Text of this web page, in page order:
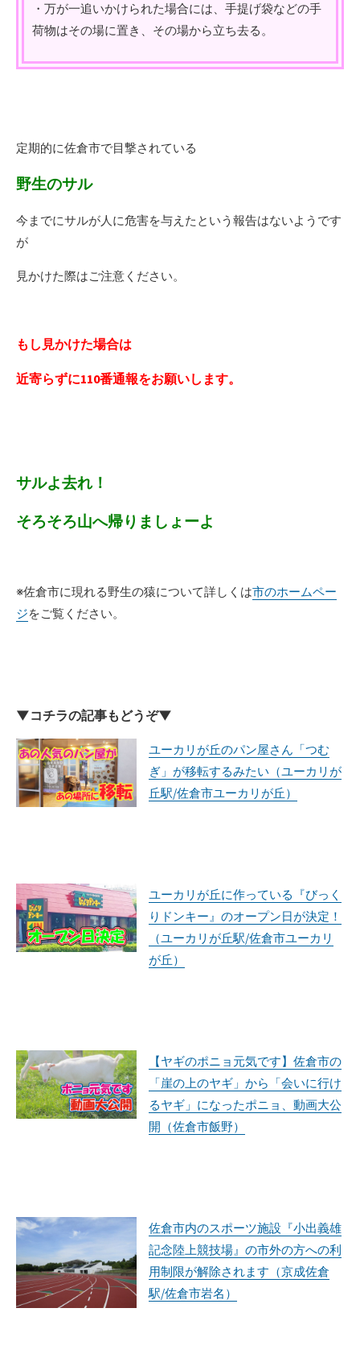
・万が一追いかけられた場合には、手提げ袋などの手
荷物はその場に置き、その場から立ち去る。
定期的に佐倉市で目撃されている
野生のサル
今までにサルが人に危害を与えたという報告はないようです
が
見かけた際はご注意ください。
もし見かけた場合は
近寄らずに110番通報をお願いします。
サルよ去れ！
そろそろ山へ帰りましょーよ
※佐倉市に現れる野生の猿について詳しくは市のホームペー
ジをご覧ください。
▼コチラの記事もどうぞ▼
ユーカリが丘のパン屋さん「つむ
ぎ」が移転するみたい（ユーカリが
丘駅/佐倉市ユーカリが丘）
ユーカリが丘に作っている『びっく
りドンキー』のオープン日が決定！
（ユーカリが丘駅/佐倉市ユーカリ
が丘）
【ヤギのポニョ元気です】佐倉市の
「崖の上のヤギ」から「会いに行け
るヤギ」になったポニョ、動画大公
開（佐倉市飯野）
佐倉市内のスポーツ施設『小出義雄
記念陸上競技場』の市外の方への利
用制限が解除されます（京成佐倉
駅/佐倉市岩名）